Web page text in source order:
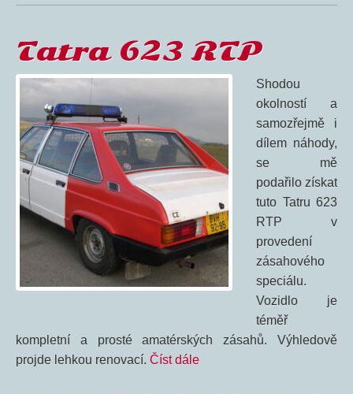
Tatra 623 RTP
Shodou
okolností a
samozřejmě i
dílem náhody,
se mě
podařilo získat
tuto Tatru 623
RTP v
provedení
zásahového
speciálu.
Vozidlo je
téměř
kompletní a prosté amatérských zásahů. Výhledově
projde lehkou renovací. Číst dále